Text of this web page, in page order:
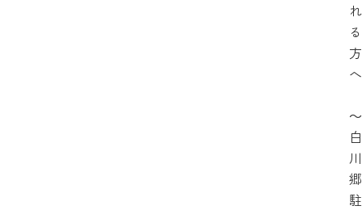
れ
る
方
へ
～
白
川
郷
駐